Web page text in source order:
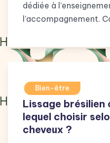
dédiée à
l’accompagnement.
Bien-être
Lissage brésilien
lequel choisir
cheveux ?